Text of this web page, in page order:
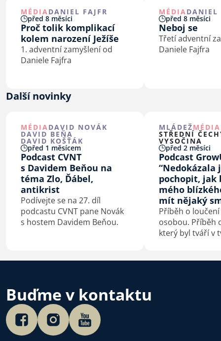
MÉDIA DANIEL FAJFR
před 8 měsíci
Proč tolik komplikací
kolem narození Ježíše
1. adventní zamyšlení od
Daniele Fajfra
MÉDIA DANIEL
před 8 měsíci
Neboj se
Třetí adventní
Daniele Fajfra
Další novinky
MÉDIA DAVID NOVÁK
DAVID BEŇA
DAVID KOŠŤÁK
před 1 měsícem
Podcast CVNT
s Davidem Beňou na
téma Zlo, Ďábel,
antikrist
Podívejte se na 27. díl
podcastu CVNT pane Novák
s hostem Davidem Beňou.
MLÁDEŽMÉDIA
STŘEDNÍ
VYSOČINA
před 2 měsíci
Podcast
“Nedokázala
pochopit, jak
mého
mít nějaký
Příběh o
osobou. Příběh
který byl tváří v
Buďme v kontaktu